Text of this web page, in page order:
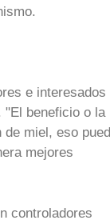
e interesados
"El beneficio o la
de miel, eso
mejores
controladores